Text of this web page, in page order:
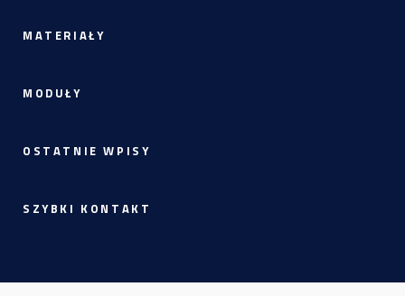
MATERIAŁY
MODUŁY
OSTATNIE WPISY
SZYBKI KONTAKT